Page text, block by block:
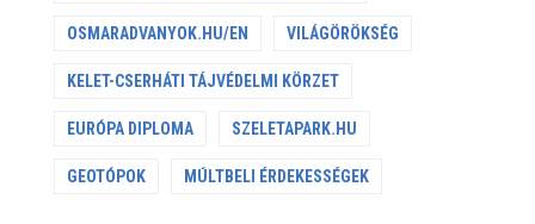
OSMARADVANYOK.HU/EN VILÁGÖRÖKSÉG
KELET-CSERHÁTI TÁJVÉDELMI KÖRZET
EURÓPA DIPLOMA SZELETAPARK.HU
GEOTÓPOK MÚLTBELI ÉRDEKESSÉGEK